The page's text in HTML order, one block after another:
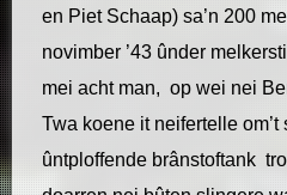
en Piet Schaap) sa’n 200
novimber ’43 ûnder
mei acht man, op wei nei
Twa koene it neifertelle om’t
ûntploffende brânstoftank